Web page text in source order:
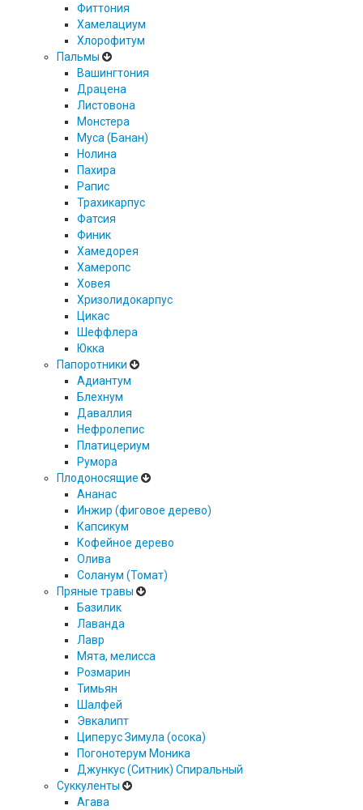
Фиттония
Хамелациум
Хлорофитум
Пальмы
Вашингтония
Драцена
Листовона
Монстера
Муса (Банан)
Нолина
Пахира
Рапис
Трахикарпус
Фатсия
Финик
Хамедорея
Хамеропс
Ховея
Хризолидокарпус
Цикас
Шеффлера
Юкка
Папоротники
Адиантум
Блехнум
Даваллия
Нефролепис
Платицериум
Румора
Плодоносящие
Ананас
Инжир (фиговое дерево)
Капсикум
Кофейное дерево
Олива
Соланум (Томат)
Пряные травы
Базилик
Лаванда
Лавр
Мята, мелисса
Розмарин
Тимьян
Шалфей
Эвкалипт
Циперус Зимула (осока)
Погонотерум Моника
Джункус (Ситник) Спиральный
Суккуленты
Агава